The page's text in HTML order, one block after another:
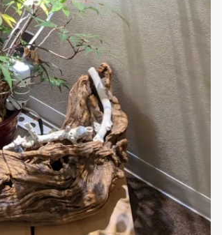
ゲーム・サービス開発 フード
書籍・雑誌出版 アニメ
チャレンジ ビュー
CAMPFIRE for Social GoodCAMPFIRE
CAMPFIREふるさと納税machi-yaコミュ